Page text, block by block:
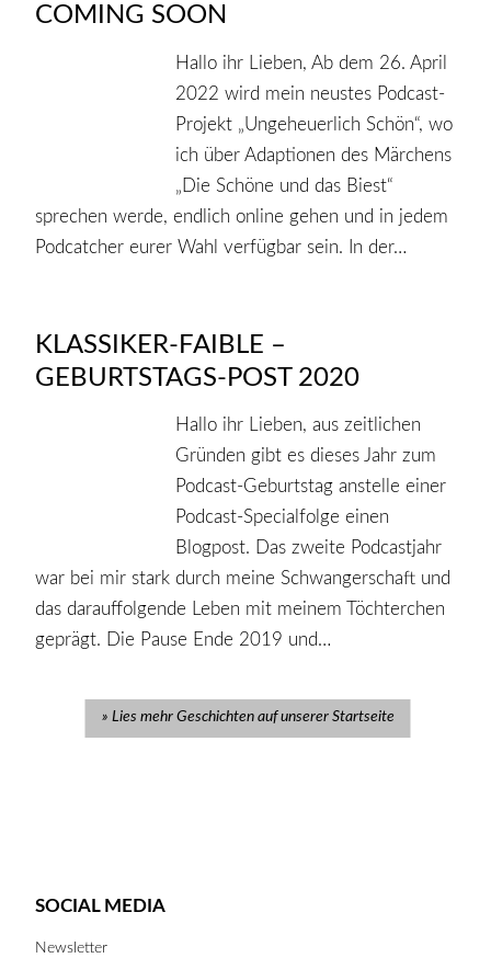
COMING SOON
Hallo ihr Lieben, Ab dem 26. April
2022 wird mein neustes Podcast-
Projekt „Ungeheuerlich Schön“, wo
ich über Adaptionen des Märchens
„Die Schöne und das Biest“
sprechen werde, endlich online gehen und in jedem
Podcatcher eurer Wahl verfügbar sein. In der…
KLASSIKER-FAIBLE –
GEBURTSTAGS-POST 2020
Hallo ihr Lieben, aus zeitlichen
Gründen gibt es dieses Jahr zum
Podcast-Geburtstag anstelle einer
Podcast-Specialfolge einen
Blogpost. Das zweite Podcastjahr
war bei mir stark durch meine Schwangerschaft und
das darauffolgende Leben mit meinem Töchterchen
geprägt. Die Pause Ende 2019 und…
Lies mehr Geschichten auf unserer Startseite
SOCIAL MEDIA
Newsletter